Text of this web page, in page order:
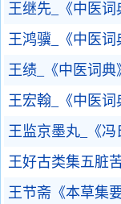
王继先_《中医词
王鸿骥_《中医词
王绩_《中医词典
王宏翰_《中医词
王监京墨丸_《冯
王好古类集五脏
王节斋《本草集